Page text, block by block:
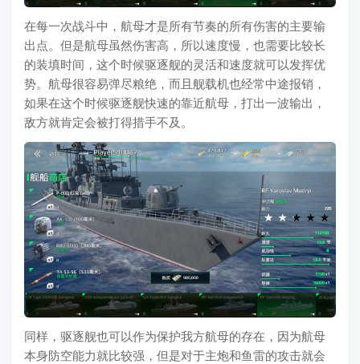
在每一次战斗中，航母才是所有节奏的所有伤害的主要输
出点。但是航母虽然伤害高，所以速度慢，也需要比较长
的装填时间，这个时候驱逐舰的灵活和速度就可以发挥优
势。航母很容易弹尽粮绝，而且舰载机也经常中途报销，
如果在这个时候驱逐舰快速的靠近航母，打出一波输出，
敌方就肯定会被打得措手不及。
同样，驱逐舰也可以作为保护我方航母的存在，因为航母
本身防空能力就比较强，但是对于主炮和鱼雷的攻击就会